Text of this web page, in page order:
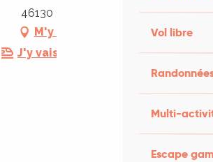
Vol libre
Multi-
Escape
46130 Cornac
M'y rendre
J'y vais en train !